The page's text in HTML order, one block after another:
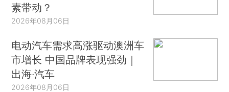
素带动？
2026年08月06日
电动汽车需求高涨驱动澳洲车
市增长 中国品牌表现强劲｜
出海·汽车
2026年08月06日